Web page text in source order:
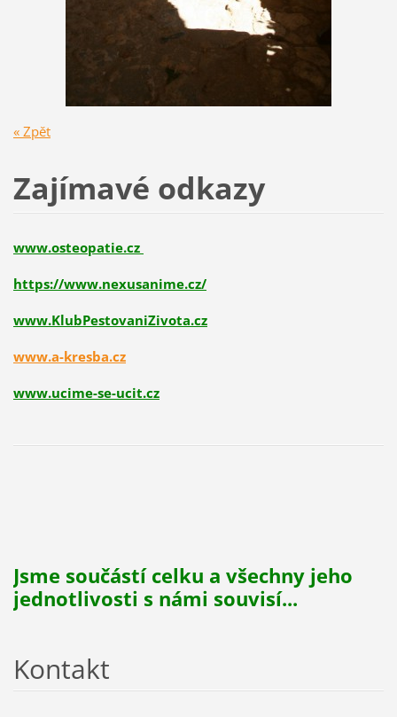
« Zpět
Zajímavé odkazy
www.osteopatie.cz
https://www.nexusanime.cz/
www.KlubPestovaniZivota.cz
www.a-kresba.cz
www.ucime-se-ucit.cz
Jsme součástí celku a všechny jeho
jednotlivosti s námi souvisí...
Kontakt